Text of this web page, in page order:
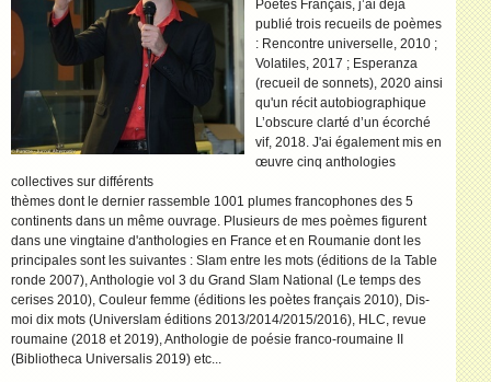
Poètes Français, j’ai déjà
publié trois recueils de poèmes
: Rencontre universelle, 2010 ;
Volatiles, 2017 ; Esperanza
(recueil de sonnets), 2020 ainsi
qu'un récit autobiographique
L’obscure clarté d’un écorché
vif, 2018. J'ai également mis en
œuvre cinq anthologies
collectives sur différents
thèmes dont le dernier rassemble 1001 plumes francophones des 5
continents dans un même ouvrage. Plusieurs de mes poèmes figurent
dans une vingtaine d'anthologies en France et en Roumanie dont les
principales sont les suivantes : Slam entre les mots (éditions de la Table
ronde 2007), Anthologie vol 3 du Grand Slam National (Le temps des
cerises 2010), Couleur femme (éditions les poètes français 2010), Dis-
moi dix mots (Universlam éditions 2013/2014/2015/2016), HLC, revue
roumaine (2018 et 2019), Anthologie de poésie franco-roumaine II
(Bibliotheca Universalis 2019) etc...